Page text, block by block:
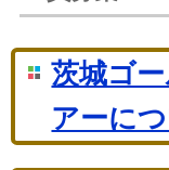
茨城ゴ
アーに